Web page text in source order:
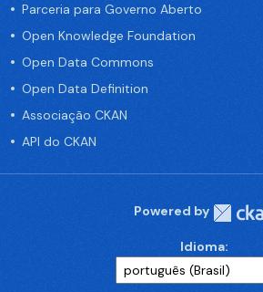
Parceria para Governo Aberto
Open Knowledge Foundation
Open Data Commons
Open Data Definition
Associação CKAN
API do CKAN
Powered by
Idioma